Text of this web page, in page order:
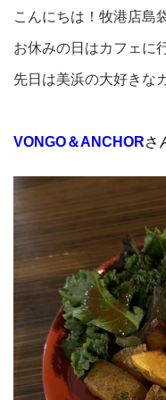
こんにちは！牧港店島
お休みの日はカフェに
先日は美浜の大好きな
VONGO＆ANCHORさ